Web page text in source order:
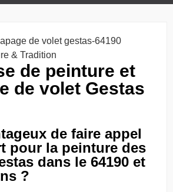
de peinture et
de volet Gestas
de faire appel
pour la peinture des
dans le 64190 et
?